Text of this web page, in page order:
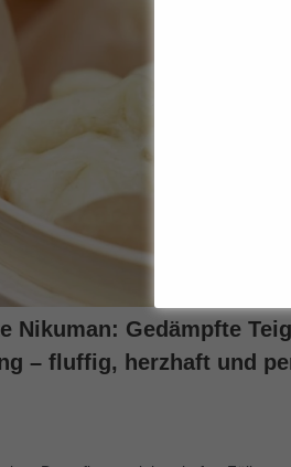
Nikuman: Gedämpfte
– fluffig, herzhaft und